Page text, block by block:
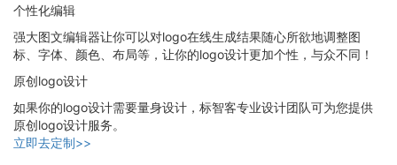
个性化编辑
强大图文编辑器让你可以对logo在线生成结果随心所欲地调整图
标、字体、颜色、布局等，让你的logo设计更加个性，与众不同！
原创logo设计
如果你的logo设计需要量身设计，标智客专业设计团队可为您提供
原创logo设计服务。
立即去定制>>